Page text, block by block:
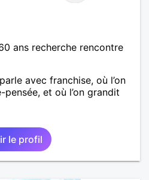
ans recherche rencontre
avec franchise, où l’on
et où l’on grandit
le profil